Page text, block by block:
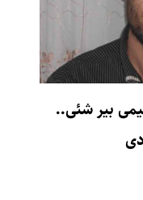
بیر شئی..